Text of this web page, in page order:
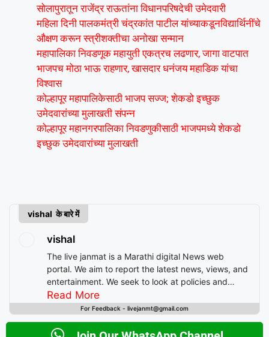
सोलापुरातून राजेंद्र राऊतांना विधानपरिषदेची उमेदवारी
महिला दिनी पालकमंत्री चंद्रकांत पाटील यांच्याकडूनविद्यार्थिनींचे
औक्षण करून स्त्रीशक्तीचा अनोखा सन्मान
महापालिका निवडणूक महायुती एकत्रच लढणार, जागा वाटपात
भाजपच मोठा भाऊ राहणार, खासदार धनंजय महाडिक यांचा
विश्वास
कोल्हापूर महापालिकेसाठी भाजप सज्ज; शेकडो इच्छुक
उमेदवारांच्या मुलाखती संपन्न
कोल्हापूर महानगरपालिका निवडणुकीसाठी भाजपमध्ये शेकडो
इच्छुक उमेदवारांच्या मुलाखती
vishal के बारे में
vishal
The live janmat is a Marathi digital News web
portal. We aim to report the latest news, views, and
entertainment. We seek to look at policies and
decision-making from the perspective of people.
Read More
For Feedback - livejanmt@gmail.com